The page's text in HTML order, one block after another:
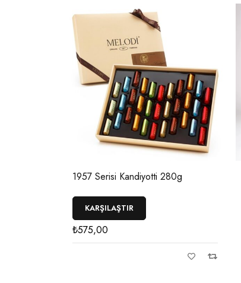
1957 Serisi Kandiyotti 280g
KARŞILAŞTIR
₺575,00